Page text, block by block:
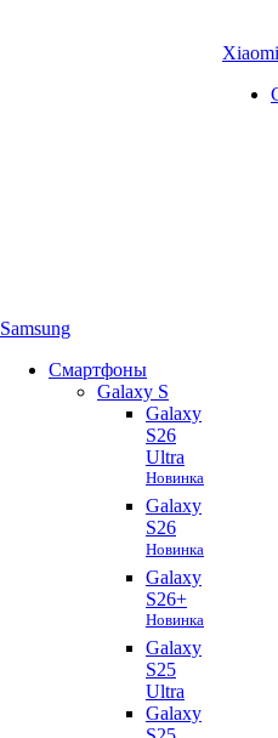
Samsung
Смартфоны
Galaxy S
Galaxy
S26
Ultra
Новинка
Galaxy
S26
Новинка
Galaxy
S26+
Новинка
Galaxy
S25
Ultra
Galaxy
Xiaomi